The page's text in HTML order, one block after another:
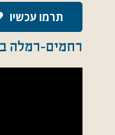
תרמו עכשיו
רחמים-רמלה